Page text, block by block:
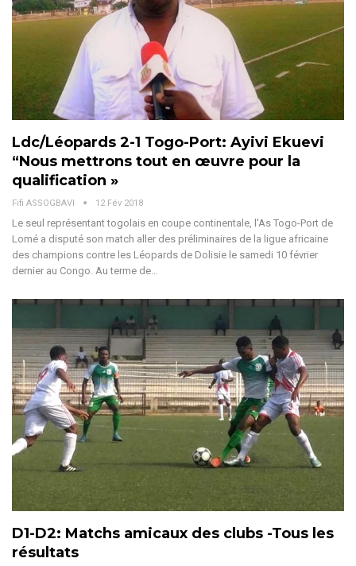
Ldc/Léopards 2-1 Togo-Port: Ayivi Ekuevi
“Nous mettrons tout en œuvre pour la
qualification »
Fifi ASSOGBAVI 12 Fév 2018
Le seul représentant togolais en coupe continentale, l'As Togo-Port de
Lomé a disputé son match aller des préliminaires de la ligue africaine
des champions contre les Léopards de Dolisie le samedi 10 février
dernier au Congo. Au terme de…
D1-D2: Matchs amicaux des clubs -Tous les
résultats